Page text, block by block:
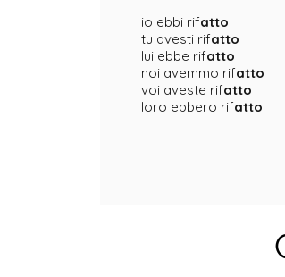
io ebbi rifatto
tu avesti rifatto
lui ebbe rifatto
noi avemmo rifatto
voi aveste rifatto
loro ebbero rifatto